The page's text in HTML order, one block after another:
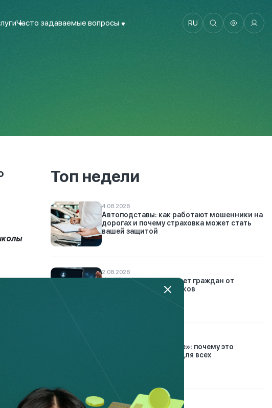
Часто задаваемые вопросы RU
Топ недели
4.08.2026
Автоподставы: как работают мошенники на
дорогах и почему страховка может стать
вашей защитой
2.08.2026
Как Казахстан защищает граждан от
финансовых мошенников
«Заплати сначала себе»: почему это
правило работает не для всех
26.07.2026